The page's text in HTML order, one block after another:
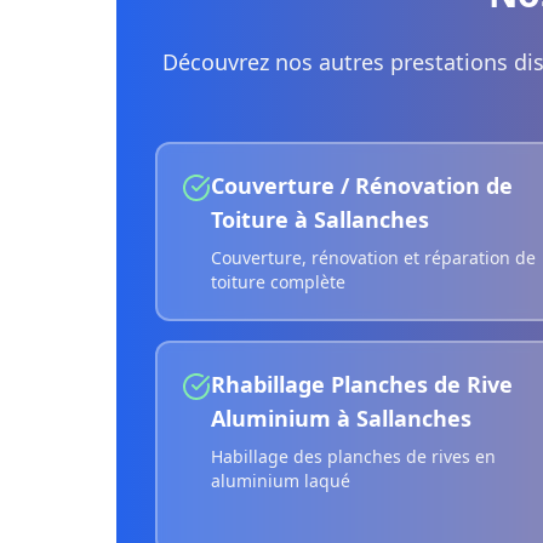
Découvrez nos autres prestations
Couverture / Rénovation de
Toiture à Sallanches
Couverture, rénovation et réparation de
toiture complète
Rhabillage Planches de Rive
Aluminium à Sallanches
Habillage des planches de rives en
aluminium laqué